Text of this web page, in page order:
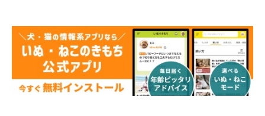
□遊んでいる最中、興奮するとおさまりにくい
□日ごろ、家の中を走り回ったりしない
□家具のかじりグセやおもちゃの破壊グセがない